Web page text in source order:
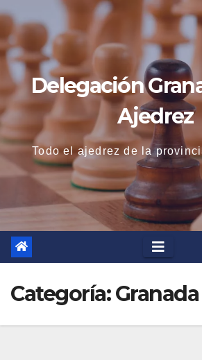
Saltar
contenido
Delegación
Ajedrez
Todo el ajedrez de la
Categoría:Granada